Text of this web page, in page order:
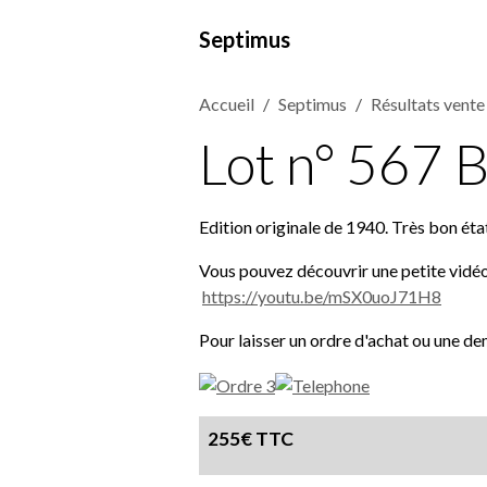
Septimus
Accueil Septimus Résultats
Lot n° 567
Edition originale de 1940. Très bon
Vous pouvez découvrir une petite
https://youtu.be/mSX0uoJ71H8
Pour laisser un ordre d'achat ou une
255€ TTC